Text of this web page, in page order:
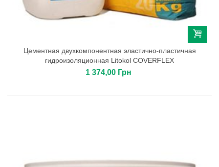
Цементная двухкомпонентная эластично-пластичная
гидроизоляционная Litokol COVERFLEX
1 374,00 Грн